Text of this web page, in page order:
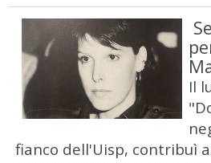
Il
fianco dell'Uisp, contribuì